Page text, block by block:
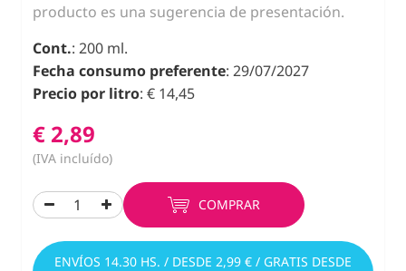
producto es una sugerencia de presentación.
Cont.: 200 ml.
Fecha consumo preferente: 29/07/2027
Precio por litro: € 14,45
€ 2,89
(IVA incluído)
COMPRAR
ENVÍOS 14.30 HS. / DESDE 2,99 € / GRATIS DESDE